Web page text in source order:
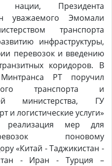
нации, Президента
уважаемого Эмомали
транспорта
инфраструктуры,
перевозок и введению
коридоров. В
РТ поручил
транспорта и
министерства, ГУ
и логистические услуги»
реализация мер для
поновому
«Китай - Таджикистан -
- Иран - Турция –